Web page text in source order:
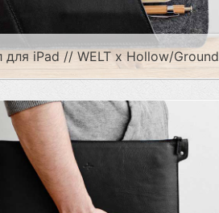
для iPad // WELT x Hollow/Ground